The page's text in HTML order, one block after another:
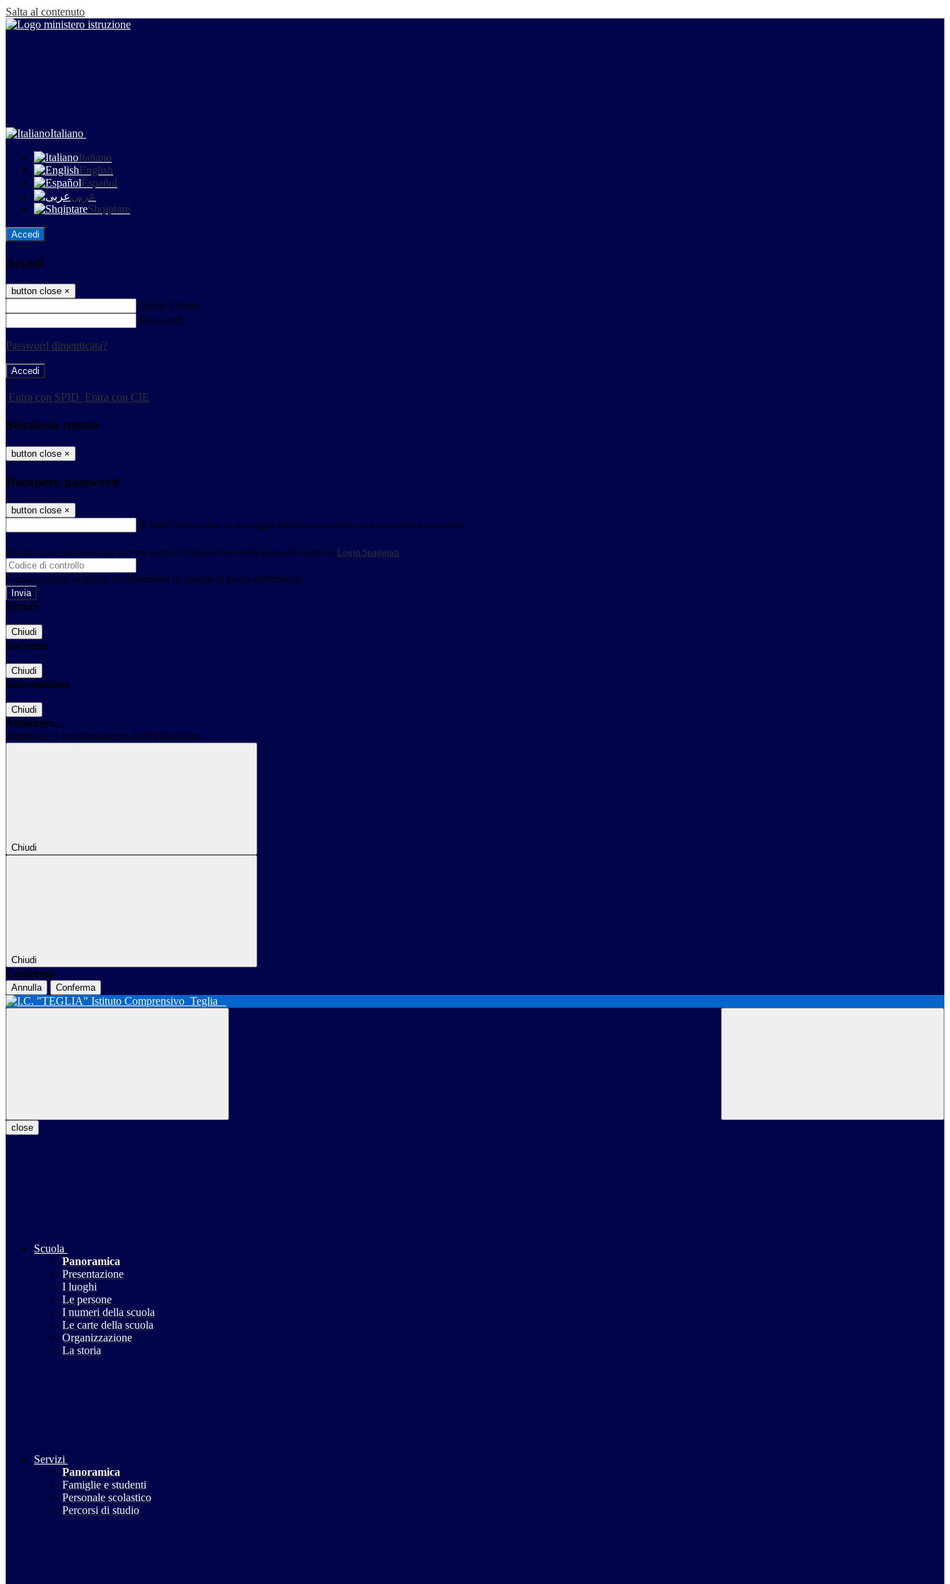
Salta al contenuto
Italiano
Italiano
English
Español
عربى
Shqiptare
Accedi
Accedi
button close ×
Nome Utente
Password
Password dimenticata?
-
Entra con SPID Entra con CIE
Seleziona utente
button close ×
Recupero password
button close ×
E-mail Verrà inviato un messaggio all'indirizzo indicato con le istruzioni necessarie.
Non hai una e-mail associata al nome utente? Effettua il reset della password tramite la Login Spaggiari
E-mail inviata, si prega di controllare la casella di posta elettronica!
Errore
Chiudi
Successo
Chiudi
Informazione
Chiudi
Attendere...
Attendere il completamento dell'operazione...
Chiudi
Chiudi
Conferma
Annulla Conferma
Istituto Comprensivo Teglia
close
Scuola
Panoramica
Presentazione
I luoghi
Le persone
I numeri della scuola
Le carte della scuola
Organizzazione
La storia
Servizi
Panoramica
Famiglie e studenti
Personale scolastico
Percorsi di studio